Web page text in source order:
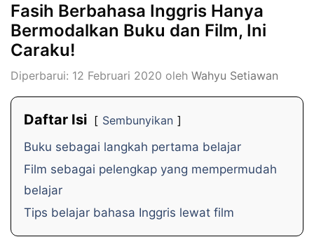
Fasih Berbahasa Inggris Hanya
Bermodalkan Buku dan Film, Ini
Caraku!
Diperbarui: 12 Februari 2020 oleh Wahyu Setiawan
Daftar Isi
Sembunyikan
Buku sebagai langkah pertama belajar
Film sebagai pelengkap yang mempermudah
belajar
Tips belajar bahasa Inggris lewat film